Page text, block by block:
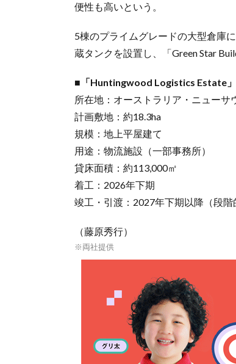
便性も高いという。
5棟のプライムグレードの大型倉庫
蔵タンクを設置し、「Green Star
■「Huntingwood Logistics Estate
所在地：オーストラリア・ニュー
計画敷地：約18.3ha
規模：地上平屋建て
用途：物流施設（一部事務所）
貸床面積：約113,000㎡
着工：2026年下期
竣工・引渡：2027年下期以降（段階
（藤原秀行）
※両社提供